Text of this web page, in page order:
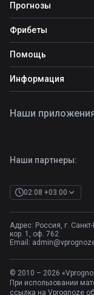
Прогнозы
Все прогнозы
Топ ставок
Прогнозы на футбол
Фрибеты
Фрибеты
Фрибет Ubet
Фрибет Фонбет
Фрибет Олимпбет
Помощь
Школа ставок
Вопросы и ответы
Информация
Правила
Наши партнеры:
02:08 +03:00
Адрес: Россия, г.
кор. 1, оф. 762
Email:
Наши
© 2010 – 2026
При использовании
ссылка на Vprognoze